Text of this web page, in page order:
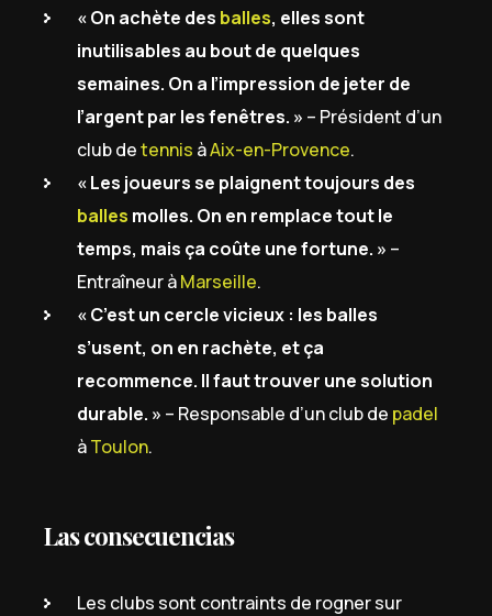
« On achète des balles, elles sont
inutilisables au bout de quelques
semaines. On a l’impression de jeter de
l’argent par les fenêtres. » – Président d’un
club detennis àAix-en-Provence.
« Les joueurs se plaignent toujours des
balles molles. On en remplace tout le
temps, mais ça coûte une fortune. » –
Entraîneur àMarseille.
« C’est un cercle vicieux : les balles
s’usent, on en rachète, et ça
recommence. Il faut trouver une solution
durable. » – Responsable d’un club de padel
àToulon.
Las consecuencias
Les clubs sont contraints de rogner sur